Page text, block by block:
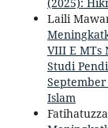
Laili
VIII E MTs
Studi
Islam